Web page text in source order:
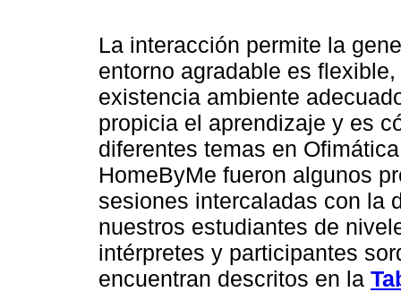
La interacción permite la
entorno agradable es
existencia ambiente
propicia el aprendizaje y es
diferentes temas en
HomeByMe fueron algunos
sesiones intercaladas con la
nuestros estudiantes de
intérpretes y participantes
encuentran descritos en la